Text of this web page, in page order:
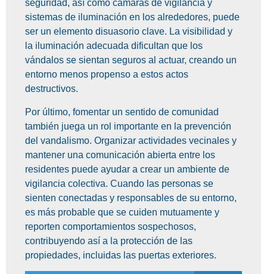
seguridad, así como cámaras de vigilancia y
sistemas de iluminación en los alrededores, puede
ser un elemento disuasorio clave. La visibilidad y
la iluminación adecuada dificultan que los
vándalos se sientan seguros al actuar, creando un
entorno menos propenso a estos actos
destructivos.
Por último, fomentar un sentido de comunidad
también juega un rol importante en la prevención
del vandalismo. Organizar actividades vecinales y
mantener una comunicación abierta entre los
residentes puede ayudar a crear un ambiente de
vigilancia colectiva. Cuando las personas se
sienten conectadas y responsables de su entorno,
es más probable que se cuiden mutuamente y
reporten comportamientos sospechosos,
contribuyendo así a la protección de las
propiedades, incluidas las puertas exteriores.